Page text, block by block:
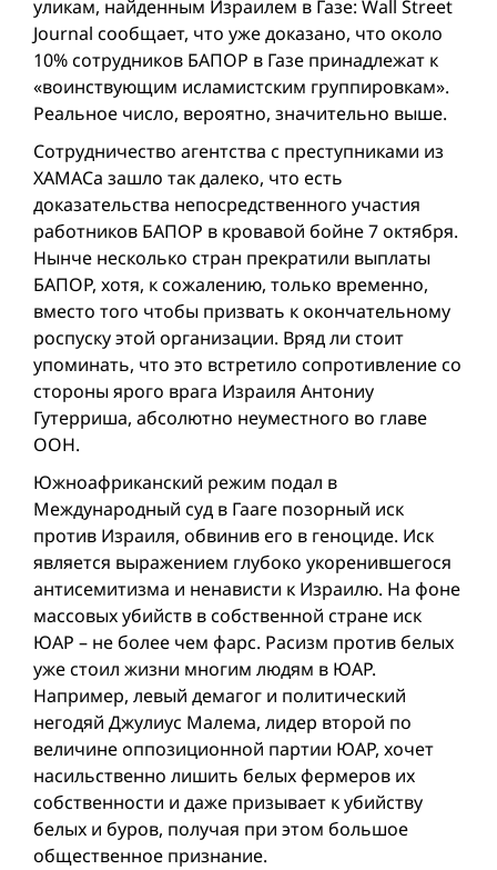
уликам, найденным Израилем в Газе: Wall Street
Journal сообщает, что уже доказано, что около
10% сотрудников БАПОР в Газе принадлежат к
«воинствующим исламистским группировкам».
Реальное число, вероятно, значительно выше.
Сотрудничество агентства с преступниками из
ХАМАСа зашло так далеко, что есть
доказательства непосредственного участия
работников БАПОР в кровавой бойне 7 октября.
Нынче несколько стран прекратили выплаты
БАПОР, хотя, к сожалению, только временно,
вместо того чтобы призвать к окончательному
роспуску этой организации. Вряд ли стоит
упоминать, что это встретило сопротивление со
стороны ярого врага Израиля Антониу
Гутерриша, абсолютно неуместного во главе
ООН.
Южноафриканский режим подал в
Международный суд в Гааге позорный иск
против Израиля, обвинив его в геноциде. Иск
является выражением глубоко укоренившегося
антисемитизма и ненависти к Израилю. На фоне
массовых убийств в собственной стране иск
ЮАР – не более чем фарс. Расизм против белых
уже стоил жизни многим людям в ЮАР.
Например, левый демагог и политический
негодяй Джулиус Малема, лидер второй по
величине оппозиционной партии ЮАР, хочет
насильственно лишить белых фермеров их
собственности и даже призывает к убийству
белых и буров, получая при этом большое
общественное признание.